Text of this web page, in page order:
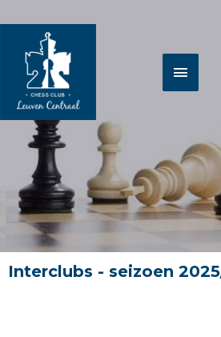
naar
inhoud
Interclubs - seizoen